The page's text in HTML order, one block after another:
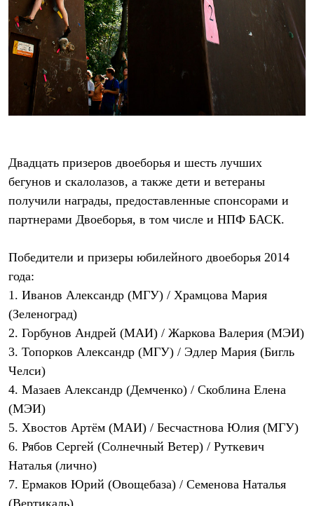
Чуни
Уход за обувью
Аксессуары
Головные уборы
Балаклавы и маски
Кепки и бейсболки
Повязки
Перчатки
Носки
Полезные аксессуары
Ремни
Опушки
Термоковрики
Уход за одеждой
В Арктику
Коллекции
PEAK
ЗА ПОЛЯРНЫМ КРУГОМ
TREK
BASK kids
CITY
BASK juno
Дневник капитана
Каталог дилеров
Компания
Баск сегодня
История
Отцы основатели
Производство
Двадцать призеров двоеборья и шесть лучших
бегунов и скалолазов, а также дети и ветераны
получили награды, предоставленные спонсорами и
партнерами Двоеборья, в том числе и НПФ БАСК.
Победители и призеры юбилейного двоеборья 2014
года:
1. Иванов Александр (МГУ) / Храмцова Мария
(Зеленоград)
2. Горбунов Андрей (МАИ) / Жаркова Валерия (МЭИ)
3. Топорков Александр (МГУ) / Эдлер Мария (Бигль
Челси)
4. Мазаев Александр (Демченко) / Скоблина Елена
(МЭИ)
5. Хвостов Артём (МАИ) / Бесчастнова Юлия (МГУ)
6. Рябов Сергей (Солнечный Ветер) / Руткевич
Наталья (лично)
7. Ермаков Юрий (Овощебаза) / Семенова Наталья